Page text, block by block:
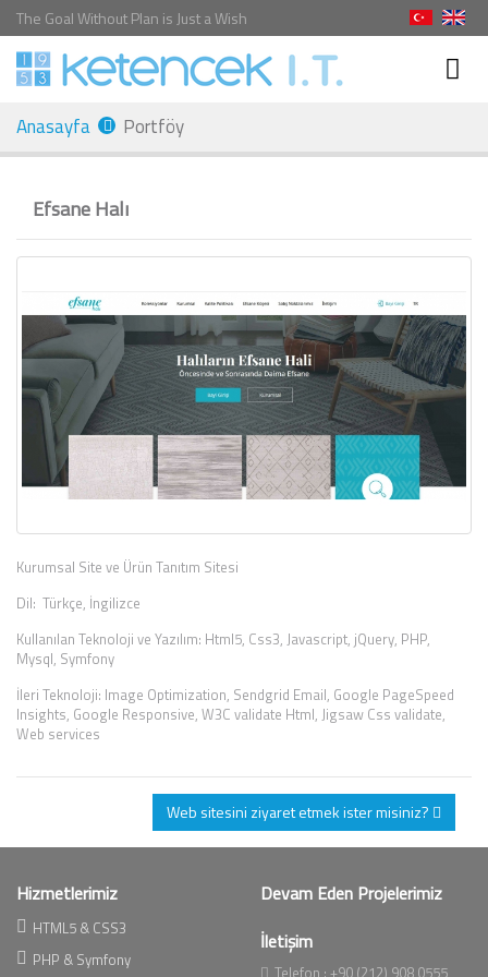
The Goal Without Plan is Just a Wish
Anasayfa Portföy
Efsane Halı
Kurumsal Site ve Ürün Tanıtım Sitesi
Dil: Türkçe, İngilizce
Kullanılan Teknoloji ve Yazılım: Html5, Css3, Javascript, jQuery, PHP,
Mysql, Symfony
İleri Teknoloji: Image Optimization, Sendgrid Email, Google PageSpeed
Insights, Google Responsive, W3C validate Html, Jigsaw Css validate,
Web services
Web sitesini ziyaret etmek ister misiniz?
Hizmetlerimiz
HTML5 & CSS3
PHP & Symfony
Devam Eden Projelerimiz
İletişim
Telefon : +90 (212) 908 0555